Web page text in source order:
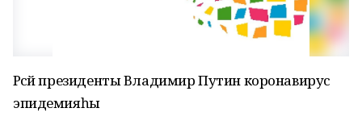
Рәсәй президенты Владимир Путин коронавирус
эпидемияһы